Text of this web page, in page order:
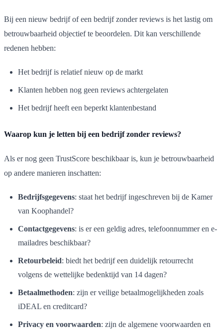
Bij een nieuw bedrijf of een bedrijf zonder reviews is het lastig om
betrouwbaarheid objectief te beoordelen. Dit kan verschillende
redenen hebben:
Het bedrijf is relatief nieuw op de markt
Klanten hebben nog geen reviews achtergelaten
Het bedrijf heeft een beperkt klantenbestand
Waarop kun je letten bij een bedrijf zonder reviews?
Als er nog geen TrustScore beschikbaar is, kun je betrouwbaarheid
op andere manieren inschatten:
Bedrijfsgegevens: staat het bedrijf ingeschreven bij de Kamer
van Koophandel?
Contactgegevens: is er een geldig adres, telefoonnummer en e-
mailadres beschikbaar?
Retourbeleid: biedt het bedrijf een duidelijk retourrecht
volgens de wettelijke bedenktijd van 14 dagen?
Betaalmethoden: zijn er veilige betaalmogelijkheden zoals
iDEAL en creditcard?
Privacy en voorwaarden: zijn de algemene voorwaarden en